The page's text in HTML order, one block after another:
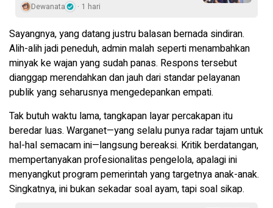
Dewanata 1 hari
Sayangnya, yang datang justru balasan bernada sindiran.
Alih-alih jadi peneduh, admin malah seperti menambahkan
minyak ke wajan yang sudah panas. Respons tersebut
dianggap merendahkan dan jauh dari standar pelayanan
publik yang seharusnya mengedepankan empati.
Tak butuh waktu lama, tangkapan layar percakapan itu
beredar luas. Warganet—yang selalu punya radar tajam untuk
hal-hal semacam ini—langsung bereaksi. Kritik berdatangan,
mempertanyakan profesionalitas pengelola, apalagi ini
menyangkut program pemerintah yang targetnya anak-anak.
Singkatnya, ini bukan sekadar soal ayam, tapi soal sikap.